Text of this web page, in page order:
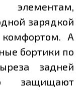
зарядкой
А
бортики по
задней
защищают